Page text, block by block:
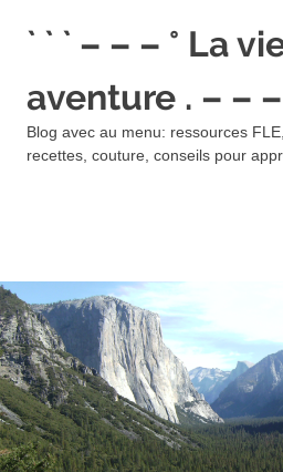
` ` ` – – – ° La
aventure . – – –
Blog avec au menu: ressources
recettes, couture, conseils pour